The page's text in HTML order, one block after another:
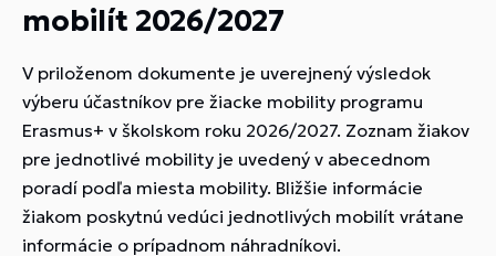
mobilít 2026/2027
V priloženom dokumente je uverejnený výsledok
výberu účastníkov pre žiacke mobility programu
Erasmus+ v školskom roku 2026/2027. Zoznam žiakov
pre jednotlivé mobility je uvedený v abecednom
poradí podľa miesta mobility. Bližšie informácie
žiakom poskytnú vedúci jednotlivých mobilít vrátane
informácie o prípadnom náhradníkovi.